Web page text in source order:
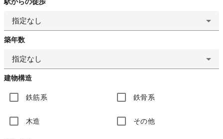
指定なし
築年数
指定なし
建物構造
鉄筋系 鉄骨系
木造 その他